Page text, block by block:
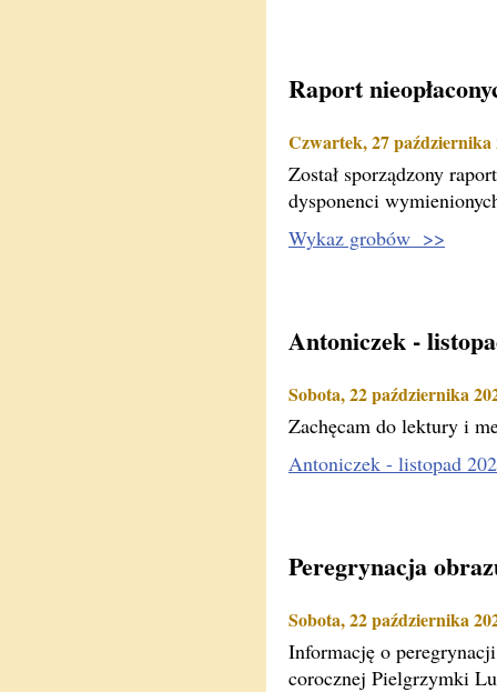
Raport
Czwartek, 27 października
Został sporządzony
dysponenci
Wykaz grobów >>
Antoniczek -
Sobota, 22 października
Zachęcam do lektury i
Antoniczek - listopad
Peregrynacja
Sobota, 22 października
Informację o
corocznej Pielgrzymki